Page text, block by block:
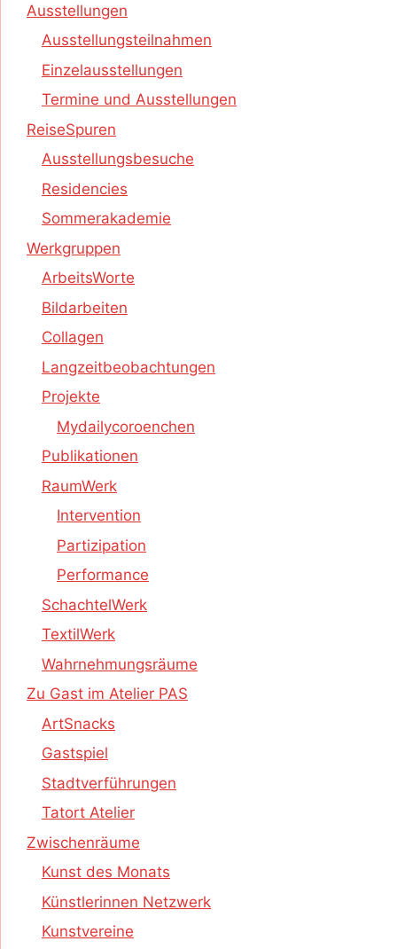
Ausstellungen
Ausstellungsteilnahmen
Einzelausstellungen
Termine und Ausstellungen
ReiseSpuren
Ausstellungsbesuche
Residencies
Sommerakademie
Werkgruppen
ArbeitsWorte
Bildarbeiten
Collagen
Langzeitbeobachtungen
Projekte
Mydailycoroenchen
Publikationen
RaumWerk
Intervention
Partizipation
Performance
SchachtelWerk
TextilWerk
Wahrnehmungsräume
Zu Gast im Atelier PAS
ArtSnacks
Gastspiel
Stadtverführungen
Tatort Atelier
Zwischenräume
Kunst des Monats
Künstlerinnen Netzwerk
Kunstvereine